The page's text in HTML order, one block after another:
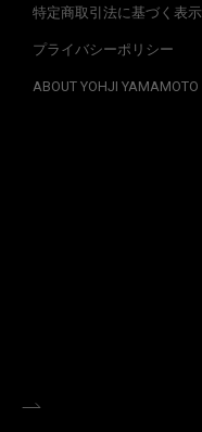
特定商取引法に基づく表示
プライバシーポリシー
ABOUT YOHJI YAMAMOTO